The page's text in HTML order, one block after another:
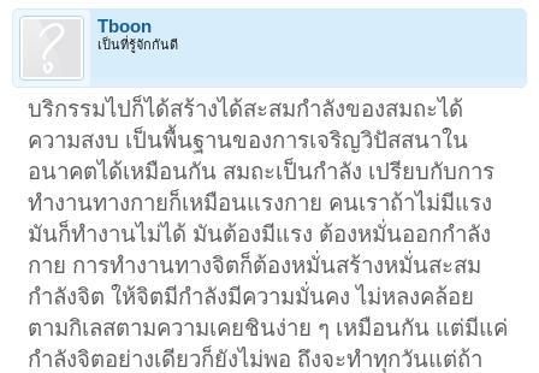
Tboon
เป็นที่รู้จักกันดี
บริกรรมไปก็ได้สร้างได้สะสมกำลังของสมถะได้
ความสงบ เป็นพื้นฐานของการเจริญวิปัสสนาใน
อนาคตได้เหมือนกัน สมถะเป็นกำลัง เปรียบกับการ
ทำงานทางกายก็เหมือนแรงกาย คนเราถ้าไม่มีแรง
มันก็ทำงานไม่ได้ มันต้องมีแรง ต้องหมั่นออกกำลัง
กาย การทำงานทางจิตก็ต้องหมั่นสร้างหมั่นสะสม
กำลังจิต ให้จิตมีกำลังมีความมั่นคง ไม่หลงคล้อย
ตามกิเลสตามความเคยชินง่าย ๆ เหมือนกัน แต่มีแค่
กำลังจิตอย่างเดียวก็ยังไม่พอ ถึงจะทำทุกวันแต่ถ้า